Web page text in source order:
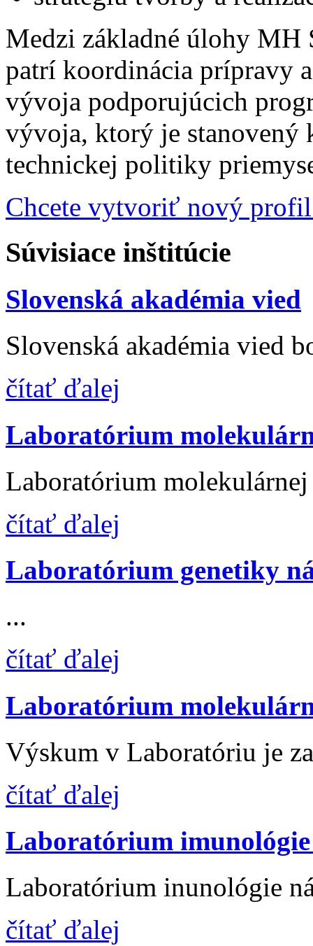
Medzi základné úlohy MH
patrí koordinácia prípravy
vývoja podporujúcich
vývoja, ktorý je stanovený
technickej politiky
Chcete vytvoriť nový
Súvisiace inštitúcie
Slovenská akadémia vied
Slovenská akadémia vied
čítať ďalej
Laboratórium
Laboratórium
čítať ďalej
Laboratórium genetiky
...
čítať ďalej
Laboratórium
Výskum v Laboratóriu je
čítať ďalej
Laboratórium
Laboratórium inunológie
čítať ďalej